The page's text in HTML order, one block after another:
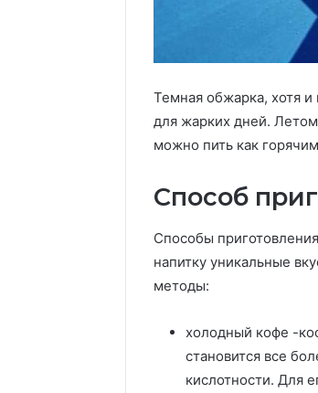
Темная обжарка, хотя
для жарких дней.
можно пить как
Способ
Способы
напитку уникальные
методы:
холодный кофе -
становится все
кислотности. Для